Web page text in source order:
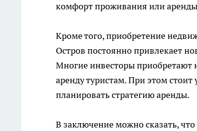
комфорт проживания или
Кроме того, приобретение
Остров постоянно привлекает
Многие инвесторы приобретают
аренду туристам. При этом
планировать стратегию аренды.
В заключение можно сказать,